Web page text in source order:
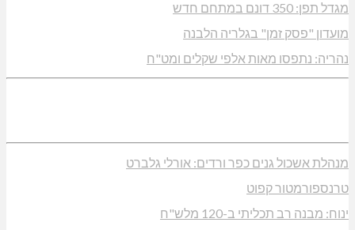
מגדל תפן: 350 דונם במתחם חדש
מועדון "פסק זמן" בגלריה הלבנה
נהריה: נתפסו מאות אלפי שקלים ומט"ח
מנהלת אשכול גנים כפר ורדים: אורלי גלברט
טרנספורמטור קפוט
ינוח: מבנה רב תכליתי ב-120 מלש"ח